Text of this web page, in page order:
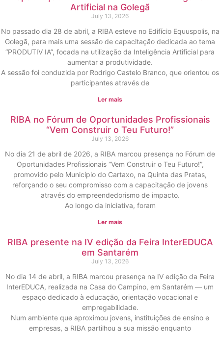
Artificial na Golegã
July 13, 2026
No passado dia 28 de abril, a RIBA esteve no Edifício Equuspolis, na
Golegã, para mais uma sessão de capacitação dedicada ao tema
“PRODUTIV IA”, focada na utilização da Inteligência Artificial para
aumentar a produtividade.
A sessão foi conduzida por Rodrigo Castelo Branco, que orientou os
participantes através de
Ler mais
RIBA no Fórum de Oportunidades Profissionais
“Vem Construir o Teu Futuro!”
July 13, 2026
No dia 21 de abril de 2026, a RIBA marcou presença no Fórum de
Oportunidades Profissionais “Vem Construir o Teu Futuro!”,
promovido pelo Município do Cartaxo, na Quinta das Pratas,
reforçando o seu compromisso com a capacitação de jovens
através do empreendedorismo de impacto.
Ao longo da iniciativa, foram
Ler mais
RIBA presente na IV edição da Feira InterEDUCA
em Santarém
July 13, 2026
No dia 14 de abril, a RIBA marcou presença na IV edição da Feira
InterEDUCA, realizada na Casa do Campino, em Santarém — um
espaço dedicado à educação, orientação vocacional e
empregabilidade.
Num ambiente que aproximou jovens, instituições de ensino e
empresas, a RIBA partilhou a sua missão enquanto